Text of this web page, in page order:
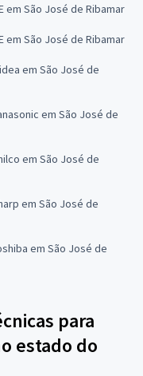
em São José de Ribamar
em São José de Ribamar
em São José de
em São José de
em São José de
em São José de
em São José de
para
estado do